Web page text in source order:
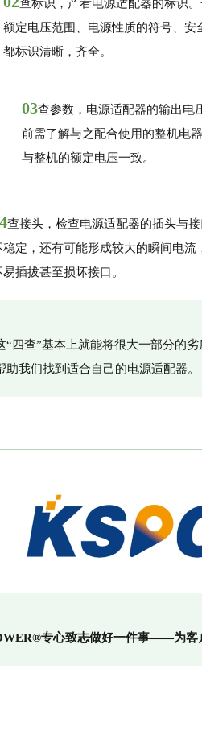
查标识，产看电源适配器的标识
额定电压范围、电源性质的符号、
都标识清晰，齐全。
03查参数，电源适配器的输出电
前需了解与之配合使用的整机电
与整机的额定电压一致。
查接头，检查电源适配器的插头与
稳定，还有可能形成较大的瞬间电流
易插拔甚至损坏接口。
“四查”基本上就能将很大一部分的劣
助我们找到适合自己的电源适配器。
专心致志做好一件事——为客